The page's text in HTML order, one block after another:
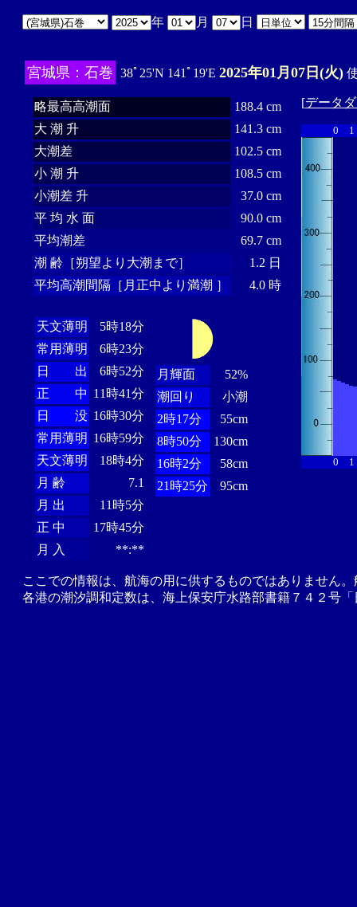
年 月 日
宮城県：石巻 38ﾟ25'N 141ﾟ19'E 2025年01月07日(火)
略最高高潮面
188.4 cm
大 潮 升
141.3 cm
大潮差
102.5 cm
小 潮 升
108.5 cm
小潮差 升
37.0 cm
平 均 水 面
90.0 cm
平均潮差
69.7 cm
潮 齢［朔望より大潮まで］
1.2 日
平均高潮間隔［月正中より満潮 ］
4.0 時
天文薄明
5時18分
常用薄明
6時23分
日 出
6時52分
正 中 11時41分
日 没 16時30分
常用薄明 16時59分
天文薄明
18時4分
月 齢
7.1
月 出
11時5分
正 中
17時45分
月 入
**:**
月輝面
52%
潮回り
小潮
2時17分
55cm
8時50分
130cm
16時2分
58cm
21時25分
95cm
[データ
0 1
0 1
ここでの情報は、航海の用に供するものではありません
各港の潮汐調和定数は、海上保安庁水路部書籍７４２号